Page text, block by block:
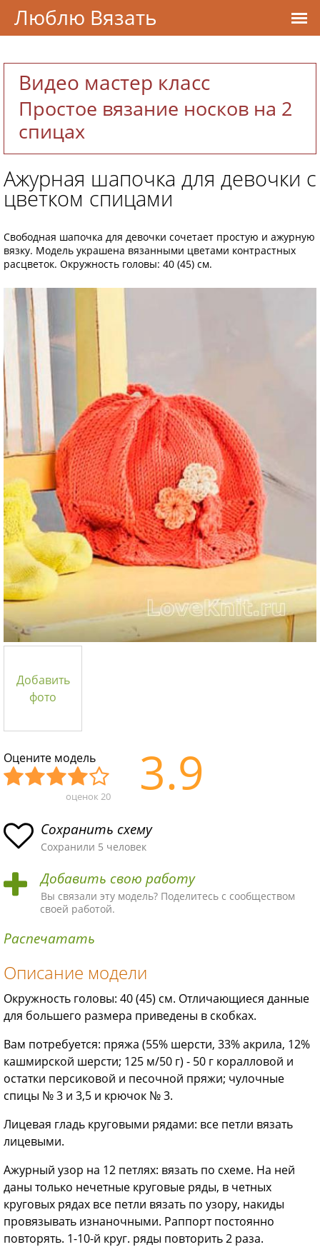
Видео мастер класс
Простое вязание носков на 2
спицах
Ажурная шапочка для девочки с
цветком спицами
Свободная шапочка для девочки сочетает простую и ажурную
вязку. Модель украшена вязанными цветами контрастных
расцветок. Окружность головы: 40 (45) см.
Добавить
фото
Оцените модель
асн
ая
ма
пло
хая
ма
ыч
ная
ма
Хор
ая
ма
Отл
ая
ма!
оценок 20 3.9
Сохранить схему
Сохранили 5 человек
Добавить свою работу
Вы связали эту модель? Поделитесь с сообществом
своей работой.
Распечатать
Описание модели
Окружность головы: 40 (45) см. Отличающиеся данные
для большего размера приведены в скобках.
Вам потребуется: пряжа (55% шерсти, 33% акрила, 12%
кашмирской шерсти; 125 м/50 г) - 50 г коралловой и
остатки персиковой и песочной пряжи; чулочные
спицы № 3 и 3,5 и крючок № 3.
Лицевая гладь круговыми рядами: все петли вязать
лицевыми.
Ажурный узор на 12 петлях: вязать по схеме. На ней
даны только нечетные круговые ряды, в четных
круговых рядах все петли вязать по узору, накиды
провязывать изнаночными. Раппорт постоянно
повторять. 1-10-й круг. ряды повторить 2 раза.
Люблю Вязать